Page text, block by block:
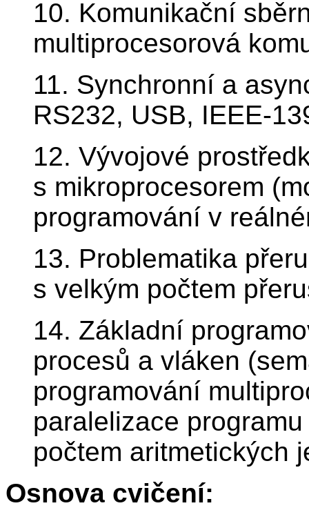
10. Komunikační
multiprocesorová
11. Synchronní a
RS232, USB, IEEE-
12. Vývojové
s mikroprocesorem
programování v
13. Problematika
s velkým počtem
14. Základní
procesů a vláken
programování
paralelizace
počtem aritmetických
Osnova cvičení: